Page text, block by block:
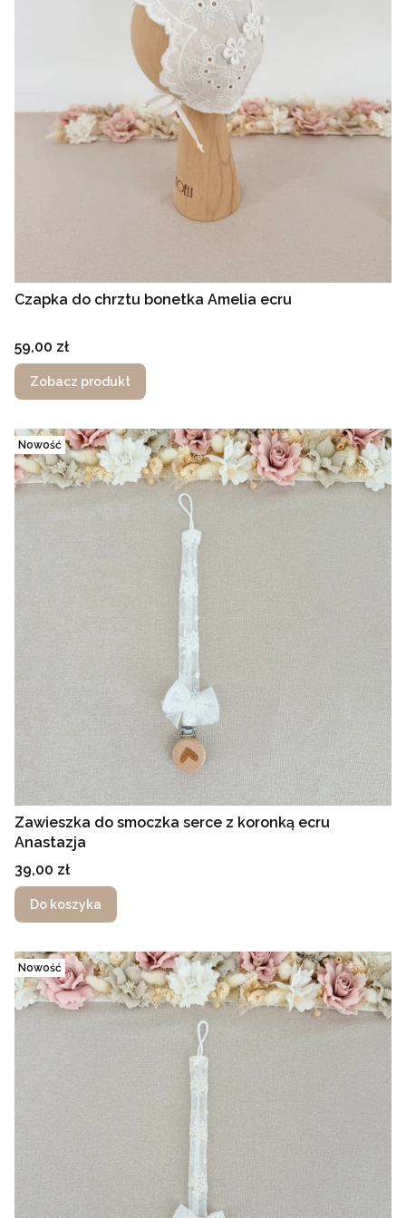
Czapka do chrztu bonetka Amelia ecru
Cena
59,00 zł
Zobacz produkt
Nowość
Zawieszka do smoczka serce z koronką ecru
Anastazja
Cena
39,00 zł
Do koszyka
Nowość